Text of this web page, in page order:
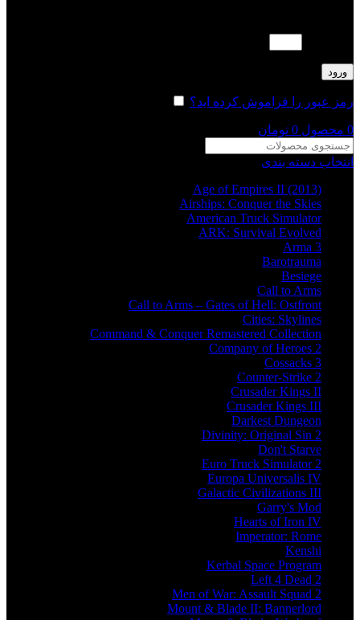
ورود
رمز عبور را فراموش کرده اید؟
0 محصول 0 تومان
انتخاب دسته بندی
Age of Empires II (2013)
Airships: Conquer the Skies
American Truck Simulator
ARK: Survival Evolved
Arma 3
Barotrauma
Besiege
Call to Arms
Call to Arms – Gates of Hell: Ostfront
Cities: Skylines
Command & Conquer Remastered Collection
Company of Heroes 2
Cossacks 3
Counter-Strike 2
Crusader Kings II
Crusader Kings III
Darkest Dungeon
Divinity: Original Sin 2
Don't Starve
Euro Truck Simulator 2
Europa Universalis IV
Galactic Civilizations III
Garry's Mod
Hearts of Iron IV
Imperator: Rome
Kenshi
Kerbal Space Program
Left 4 Dead 2
Men of War: Assault Squad 2
Mount & Blade II: Bannerlord